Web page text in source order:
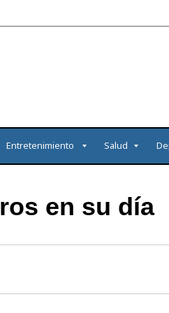
Entretenimiento Salud
en su día